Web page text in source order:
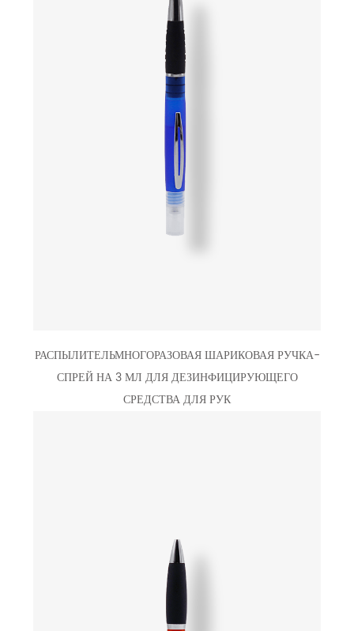
РАСПЫЛИТЕЛЬМНОГОРАЗОВАЯ ШАРИКОВАЯ РУЧКА-
СПРЕЙ НА 3 МЛ ДЛЯ ДЕЗИНФИЦИРУЮЩЕГО
СРЕДСТВА ДЛЯ РУК